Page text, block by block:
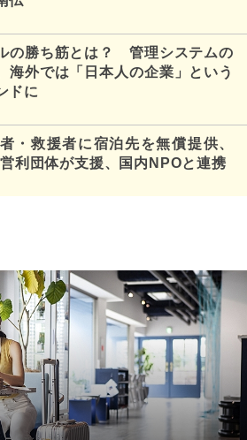
の勝ち筋とは？ 管理システムの
海外では「日本人の企業」という
ドに
・救援者に宿泊先を無償提供、
利団体が支援、国内NPOと連携